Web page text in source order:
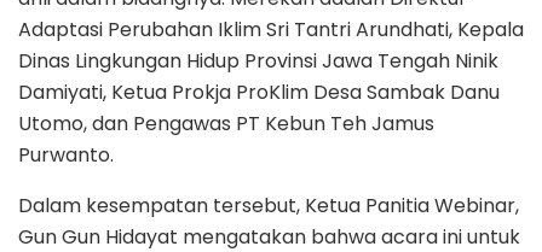
Adaptasi Perubahan Iklim Sri Tantri Arundhati, Kepala
Dinas Lingkungan Hidup Provinsi Jawa Tengah Ninik
Damiyati, Ketua Prokja ProKlim Desa Sambak Danu
Utomo, dan Pengawas PT Kebun Teh Jamus
Purwanto.
Dalam kesempatan tersebut, Ketua Panitia Webinar,
Gun Gun Hidayat mengatakan bahwa acara ini untuk